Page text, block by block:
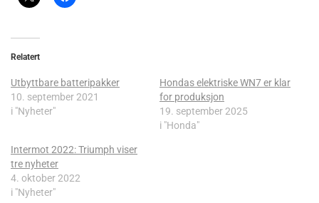
Relatert
Utbyttbare batteripakker
10. september 2021
i "Nyheter"
Hondas elektriske WN7 er klar
for produksjon
19. september 2025
i "Honda"
Intermot 2022: Triumph viser
tre nyheter
4. oktober 2022
i "Nyheter"